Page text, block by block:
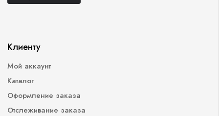
Клиенту
Мой аккаунт
Каталог
Оформление заказа
Отслеживание заказа